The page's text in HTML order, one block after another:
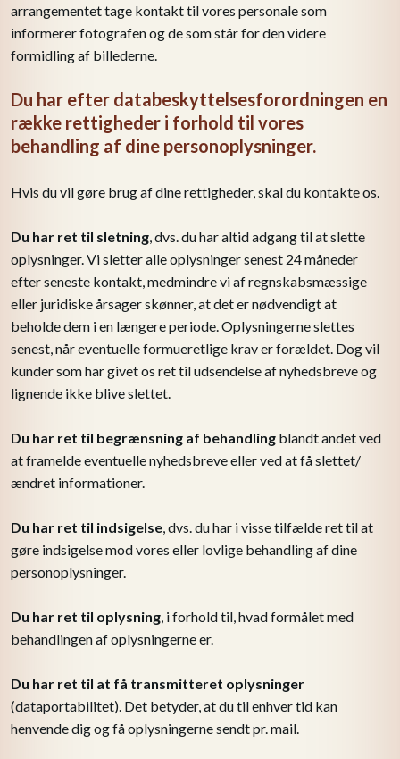
arrangementet tage kontakt til vores personale som
informerer fotografen og de som står for den videre
formidling af billederne.
​Du har efter databeskyttelsesforordningen en
række rettigheder i forhold til vores
behandling af dine personoplysninger.
Hvis du vil gøre brug af dine rettigheder, skal du kontakte os. ​
Du har ret til sletning , dvs. du har altid adgang til at slette
oplysninger. Vi sletter alle oplysninger senest 24 måneder
efter seneste kontakt, medmindre vi af regnskabsmæssige
eller juridiske årsager skønner, at det er nødvendigt at
beholde dem i en længere periode. Oplysningerne slettes
senest, når eventuelle formueretlige krav er forældet. Dog vil
kunder som har givet os ret til udsendelse af nyhedsbreve og
lignende ikke blive slettet.
Du har ret til begrænsning af behandling blandt andet ved
at framelde eventuelle nyhedsbreve eller ved at få slettet/
ændret informationer.
Du har ret til indsigelse , dvs. du har i visse tilfælde ret til at
gøre indsigelse mod vores eller lovlige behandling af dine
personoplysninger.
Du har ret til oplysning , i forhold til, hvad formålet med
behandlingen af oplysningerne er.
Du har ret til at få transmitteret oplysninger
(dataportabilitet). Det betyder, at du til enhver tid kan
henvende dig og få oplysningerne sendt pr. mail.